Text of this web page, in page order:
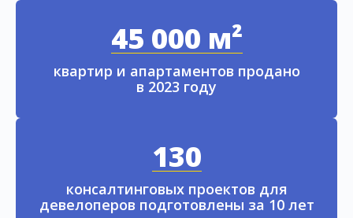
45 000 м²
квартир и апартаментов продано
в 2023 году
130
консалтинговых проектов для
девелоперов подготовлены за 10 лет